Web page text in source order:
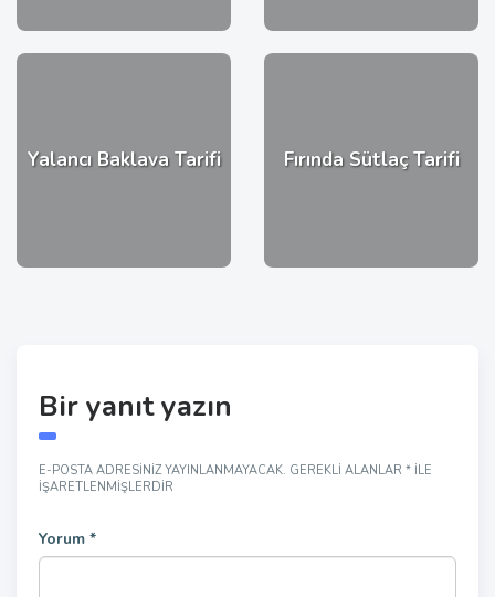
Yalancı Baklava Tarifi Fırında Sütlaç Tarifi
Bir yanıt yazın
E-POSTA ADRESINIZ YAYINLANMAYACAK. GEREKLI ALANLAR * ILE
IŞARETLENMIŞLERDIR
Yorum *